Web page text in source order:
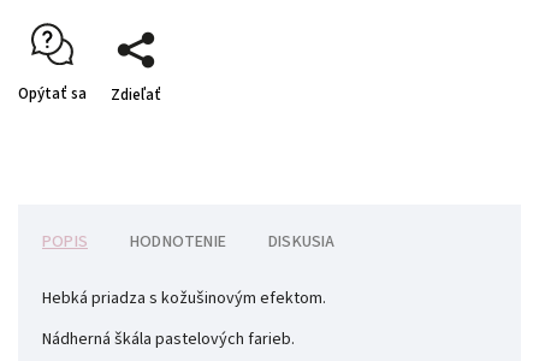
Opýtať sa Zdieľať
POPIS HODNOTENIE DISKUSIA
Hebká priadza s kožušinovým efektom.
Nádherná škála pastelových farieb.